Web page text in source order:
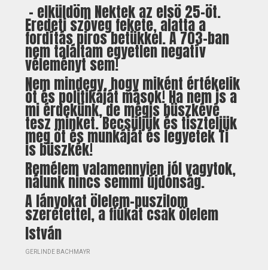
- elküldöm Nektek az elsö 25-öt.
Eredeti szöveg fekete, alatta a
fordítás piros betükkel. A 703-ban
nem találtam egyetlen negatív
véleményt sem!
Nem mindegy, hogy miként értékelik
öt és politikáját mások! Ha nem is a
mi érdekünk, de mégis büszkévé
tesz minket. Becsüljük és tiszteljük
meg öt és munkáját és legyetek Ti
is büszkék!
Remélem valamennyien jól vagytok,
nálunk nincs semmi újdonság.
A lányokat ölelem-puszilom
szeretettel, a fiúkat csak ölelem
István
GERLINDE BACHMAYR